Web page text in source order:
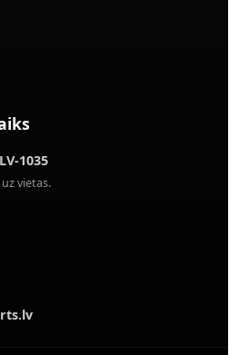
LV-1035
vietas.